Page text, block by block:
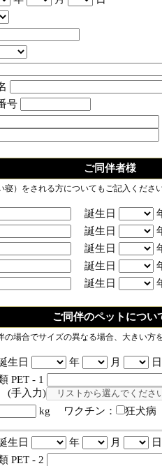
号
ご同伴者様
）をされる方についてもご記入くださ
誕生日
誕生日
誕生日
誕生日
誕生日
ご同伴のペットについ
の場合でサイズの異なる場合、大きい方
生日 年 月
PET - 1
)
kg ワクチン： 狂犬
生日 年 月
PET - 2